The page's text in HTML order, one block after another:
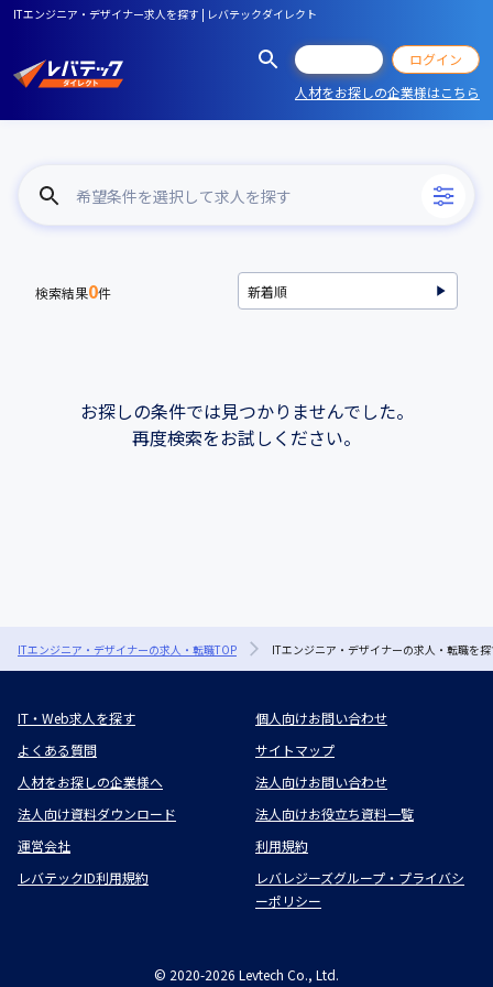
ITエンジニア・デザイナー求人を探す | レバテックダイレクト
ログイン
人材をお探しの企業様はこちら
希望条件を選択して求人を探す
検索結果0件
お探しの条件では見つかりませんでした。
再度検索をお試しください。
ITエンジニア・デザイナーの求人・転職TOP ITエンジニア・デザイナーの求人・転職を
IT・Web求人を探す
個人向けお問い合わせ
よくある質問
サイトマップ
人材をお探しの企業様へ
法人向けお問い合わせ
法人向け資料ダウンロード
法人向けお役立ち資料一覧
運営会社
利用規約
レバテックID利用規約
レバレジーズグループ・プライバシ
ーポリシー
© 2020-2026 Levtech Co., Ltd.